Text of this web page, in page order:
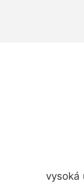
vysoká